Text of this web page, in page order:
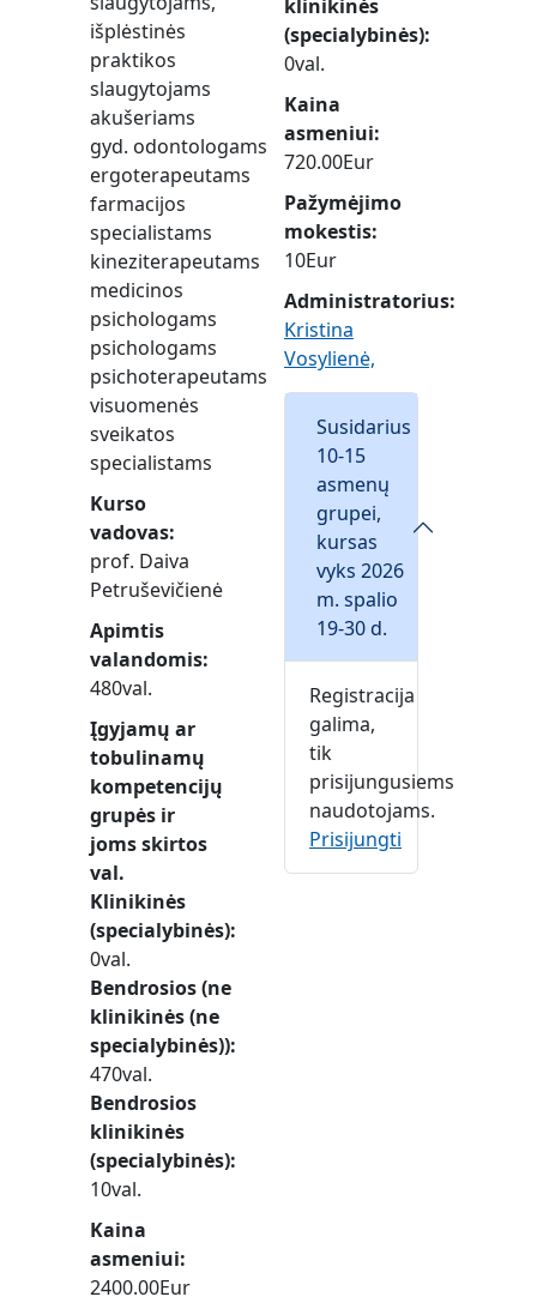
išplėstinės
praktikos
slaugytojams
akušeriams
gyd. odontologams
ergoterapeutams
farmacijos
specialistams
kineziterapeutams
medicinos
psichologams
psichologams
psichoterapeutams
visuomenės
sveikatos
specialistams
Kurso
vadovas
prof. Daiva
Petruševičienė
Apimtis
valandomis
480val.
Įgyjamų ar
tobulinamų
kompetencijų
grupės ir
joms skirtos
val.
Klinikinės
(specialybinės)
0val.
Bendrosios (ne
klinikinės (ne
specialybinės))
470val.
Bendrosios
klinikinės
(specialybinės)
10val.
Kaina
asmeniui
2400.00Eur
klinikinės
(specialybinės)
0val.
Kaina
asmeniui
720.00Eur
Pažymėjimo
mokestis
10Eur
Administratorius:
Kristina
Vosylienė,
Susidarius
10-15
asmenų
grupei,
kursas
vyks 2026
m. spalio
19-30 d.
Registracija
galima,
tik
prisijungusiems
naudotojams.
Prisijungti